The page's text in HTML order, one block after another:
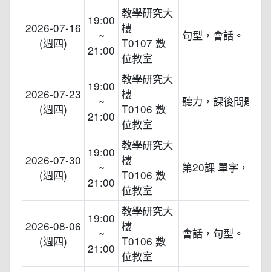
2026-07-16
(週四)
19:00
~
21:00
教學研究大
樓
T0107 數
位教室
句型，會話。
2026-07-23
(週四)
19:00
~
21:00
教學研究大
樓
T0106 數
位教室
聽力，課後問題解
2026-07-30
(週四)
19:00
~
21:00
教學研究大
樓
T0106 數
位教室
第20課 單字，文
2026-08-06
(週四)
19:00
~
21:00
教學研究大
樓
T0106 數
位教室
會話，句型。